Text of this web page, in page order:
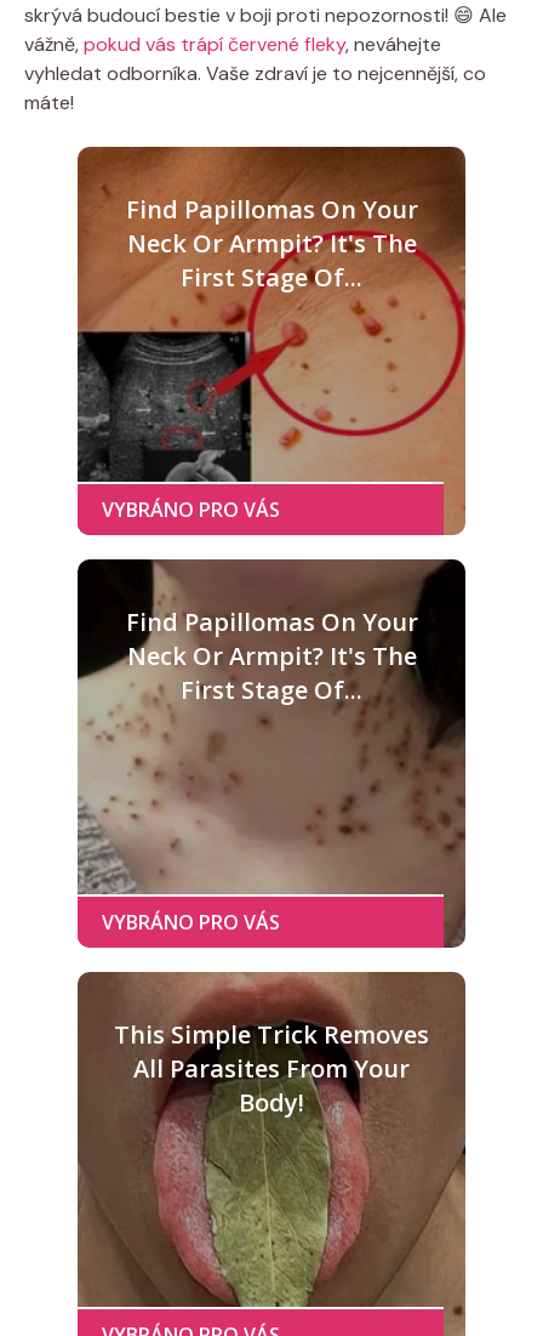
skrývá budoucí bestie v boji proti nepozornosti! 😄 Ale
vážně,pokud vás trápí červené fleky, neváhejte
vyhledat odborníka. Vaše zdraví je to nejcennější, co
máte!
Find Papillomas On Your
Neck Or Armpit? It's The
First Stage Of...
Find Papillomas On Your
Neck Or Armpit? It's The
First Stage Of...
This Simple Trick Removes
All Parasites From Your
Body!